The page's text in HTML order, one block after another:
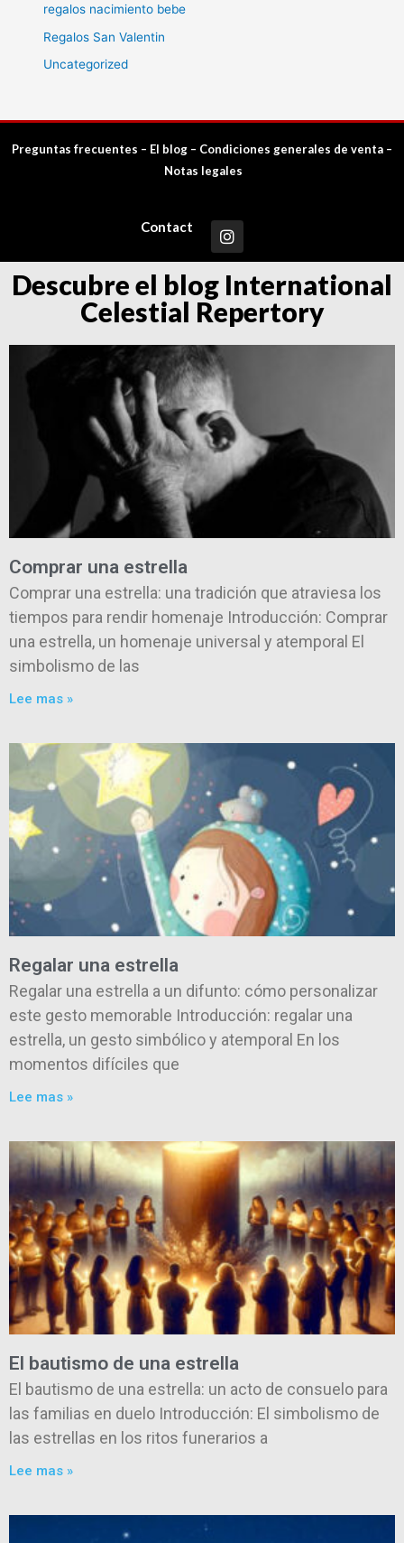
regalos nacimiento bebe
Regalos San Valentin
Uncategorized
Preguntas frecuentes – El blog – Condiciones generales de venta –
Notas legales
Contact
Descubre el blog International
Celestial Repertory
Comprar una estrella
Comprar una estrella: una tradición que atraviesa los
tiempos para rendir homenaje Introducción: Comprar
una estrella, un homenaje universal y atemporal El
simbolismo de las
Lee mas »
Regalar una estrella
Regalar una estrella a un difunto: cómo personalizar
este gesto memorable Introducción: regalar una
estrella, un gesto simbólico y atemporal En los
momentos difíciles que
Lee mas »
El bautismo de una estrella
El bautismo de una estrella: un acto de consuelo para
las familias en duelo Introducción: El simbolismo de
las estrellas en los ritos funerarios a
Lee mas »